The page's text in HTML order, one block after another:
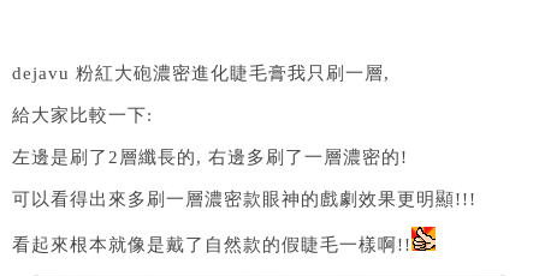
dejavu 粉紅大砲濃密進化睫毛膏我只刷一層,
給大家比較一下:
左邊是刷了2層纖長的, 右邊多刷了一層濃密的!
可以看得出來多刷一層濃密款眼神的戲劇效果更明顯!!!
看起來根本就像是戴了自然款的假睫毛一樣啊!!